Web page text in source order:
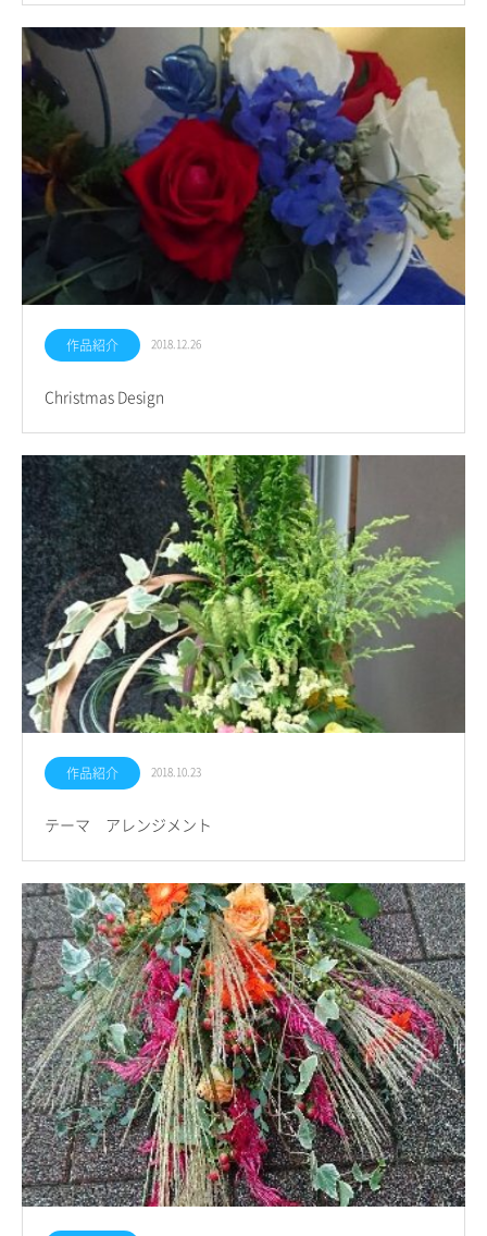
作品紹介 2018.12.26
Christmas Design
作品紹介 2018.10.23
テーマ アレンジメント